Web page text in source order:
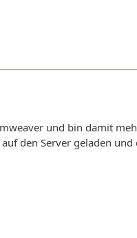
und bin damit
den Server geladen